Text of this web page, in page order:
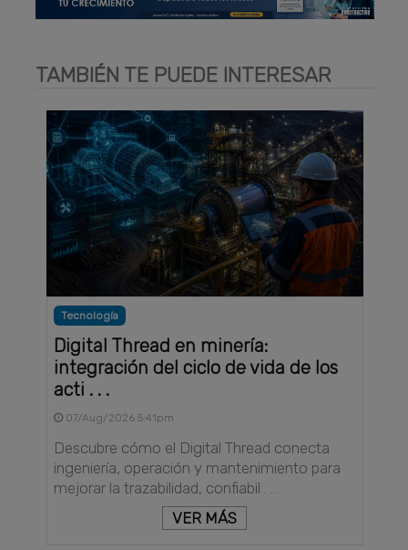
TAMBIÉN TE PUEDE INTERESAR
Tecnología
Digital Thread en minería:
integración del ciclo de vida de los
acti . . .
07/Aug/2026 5:41pm
Descubre cómo el Digital Thread conecta
ingeniería, operación y mantenimiento para
mejorar la trazabilidad, confiabil . . .
VER MÁS